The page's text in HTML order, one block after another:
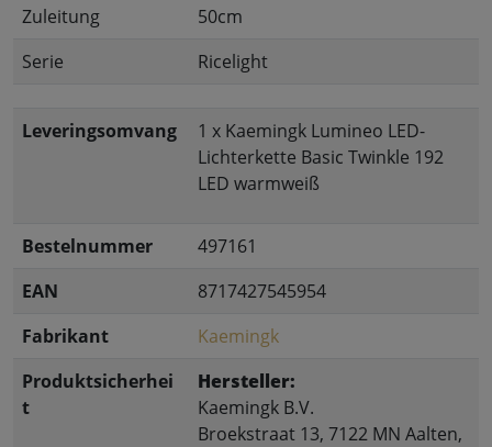
Zuleitung
50cm
Serie
Ricelight
Leveringsomvang
1 x Kaemingk Lumineo LED-
Lichterkette Basic Twinkle 192
LED warmweiß
Bestelnummer
497161
EAN
8717427545954
Fabrikant
Kaemingk
Produktsicherhei
t
Hersteller:
Kaemingk B.V.
Broekstraat 13, 7122 MN Aalten,